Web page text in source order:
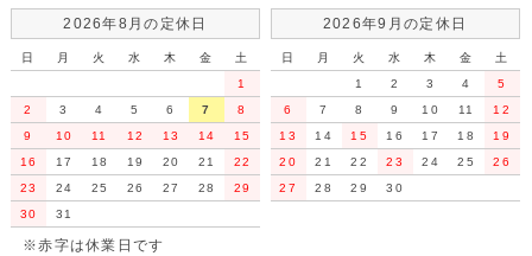
2026年8月の定休日
日 月 火 水 木 金
土
1
2
3 4 5 6 7
8
9
10 11 12 13 14
15
16
17 18 19 20 21
22
23
24 25 26 27 28
29
30
31
2026年9月の定休日
日 月 火 水 木 金
土
1
2 3 4
5
6
7 8 9 10 11
12
13
14 15 16 17 18
19
20
21 22 23 24 25
26
27
28 29 30
※赤字は休業日です